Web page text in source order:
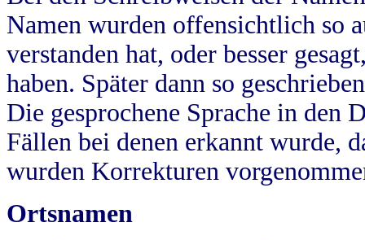
Namen wurden offensichtlich so
verstanden hat, oder besser
haben. Später dann so
Die gesprochene Sprache in
Fällen bei denen erkannt wurde,
wurden Korrekturen
Ortsnamen